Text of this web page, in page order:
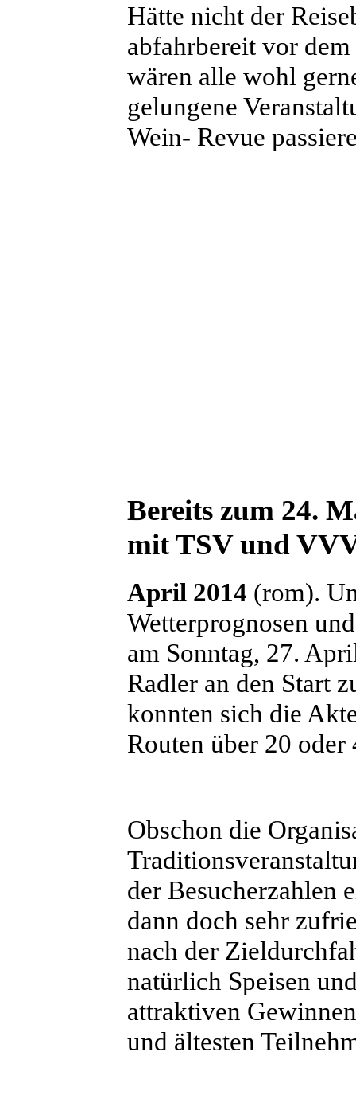
Hätte nicht der
abfahrbereit vor dem
wären alle wohl
gelungene
Wein- Revue
Bereits zum 24.
mit TSV und
April 2014 (rom).
Wetterprognosen
am Sonntag, 27.
Radler an den Start
konnten sich die
Routen über 20
Obschon die
der Besucherzahlen
dann doch sehr
nach der
natürlich Speisen
attraktiven
und ältesten